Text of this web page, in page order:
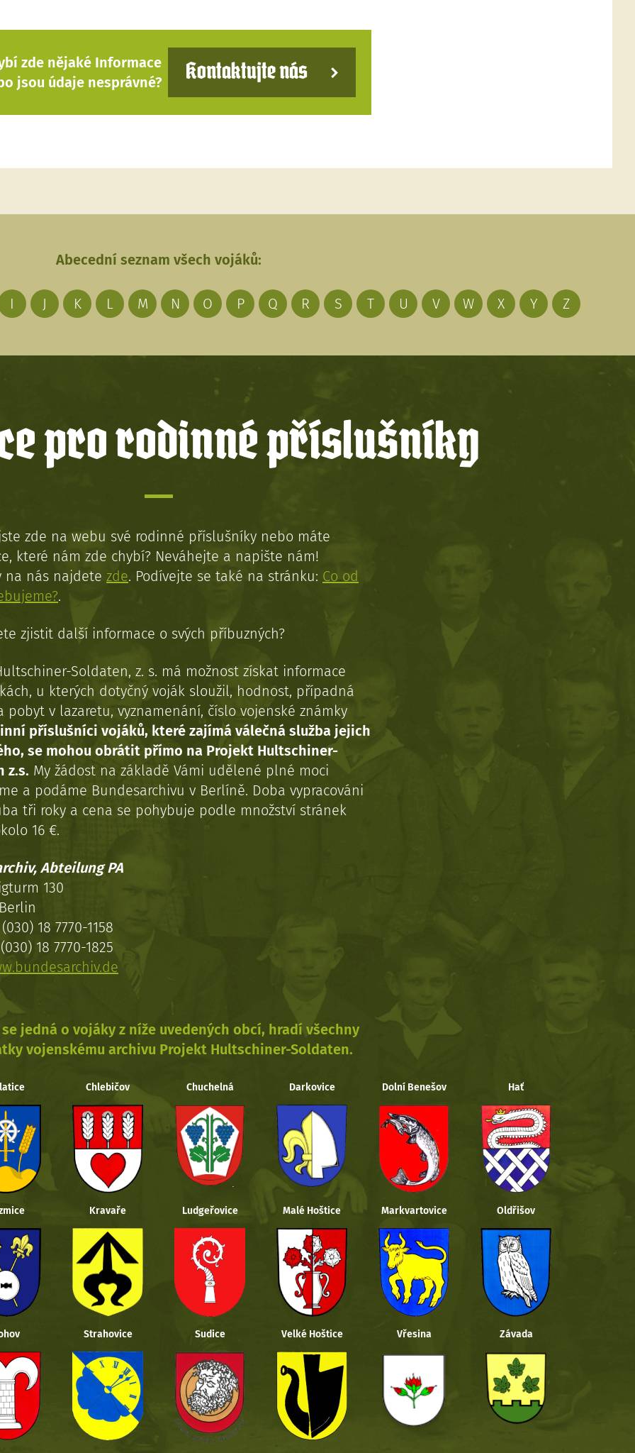
zde nějaké Informace
jsou údaje nesprávné?
Kontaktujte nás
Abecední seznam všech vojáků:
I J K L M N O P Q R S T U V W X Y Z
pro rodinné příslušníky
zde na webu své rodinné příslušníky nebo máte
které nám zde chybí? Neváhejte a napište nám!
na nás najdete zde. Podívejte se také na stránku: Co od
.
zjistit další informace o svých příbuzných?
Soldaten, z. s. má možnost získat informace
u kterých dotyčný voják sloužil, hodnost, případná
pobyt v lazaretu, vyznamenání, číslo vojenské známky
příslušníci vojáků, které zajímá válečná služba jejich
se mohou obrátit přímo na Projekt Hultschiner-
z.s. My žádost na základě Vámi udělené plné moci
a podáme Bundesarchivu v Berlíně. Doba vypracováni
tři roky a cena se pohybuje podle množství stránek
16 €.
Abteilung PA
130
18 7770-1158
18 7770-1825
se jedná o vojáky z níže uvedených obcí, hradí všechny
vojenskému archivu Projekt Hultschiner-Soldaten.
Chlebičov Chuchelná Darkovice Dolní Benešov Hať
Kravaře Ludgeřovice Malé Hoštice Markvartovice Oldřišov
Strahovice Sudice Velké Hoštice Vřesina Závada